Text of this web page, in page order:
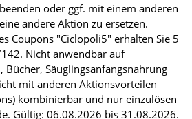
oder ggf. mit einem anderen
andere Aktion zu ersetzen.
Coupons "Ciclopoli5" erhalten Sie 5
Nicht anwendbar auf
Säuglingsanfangsnahrung
mit anderen Aktionsvorteilen
kombinierbar und nur einzulösen
Gültig: 06.08.2026 bis 31.08.2026.